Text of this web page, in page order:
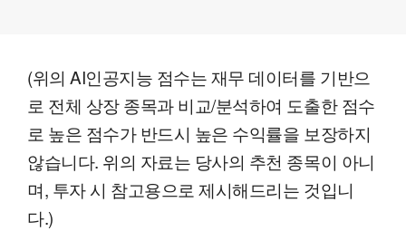
(위의 AI인공지능 점수는 재무 데이터를 기반으
로 전체 상장 종목과 비교/분석하여 도출한 점수
로 높은 점수가 반드시 높은 수익률을 보장하지
않습니다. 위의 자료는 당사의 추천 종목이 아니
며, 투자 시 참고용으로 제시해드리는 것입니
다.)